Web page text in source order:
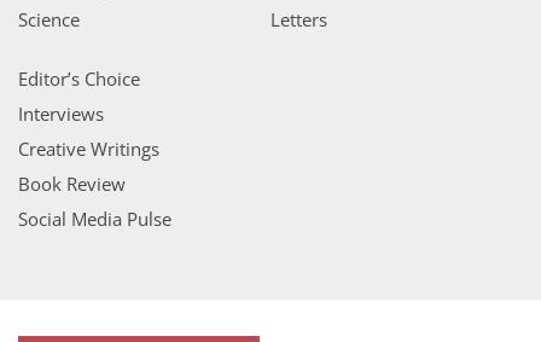
Science
Letters
Editor’s Choice
Interviews
Creative Writings
Book Review
Social Media Pulse